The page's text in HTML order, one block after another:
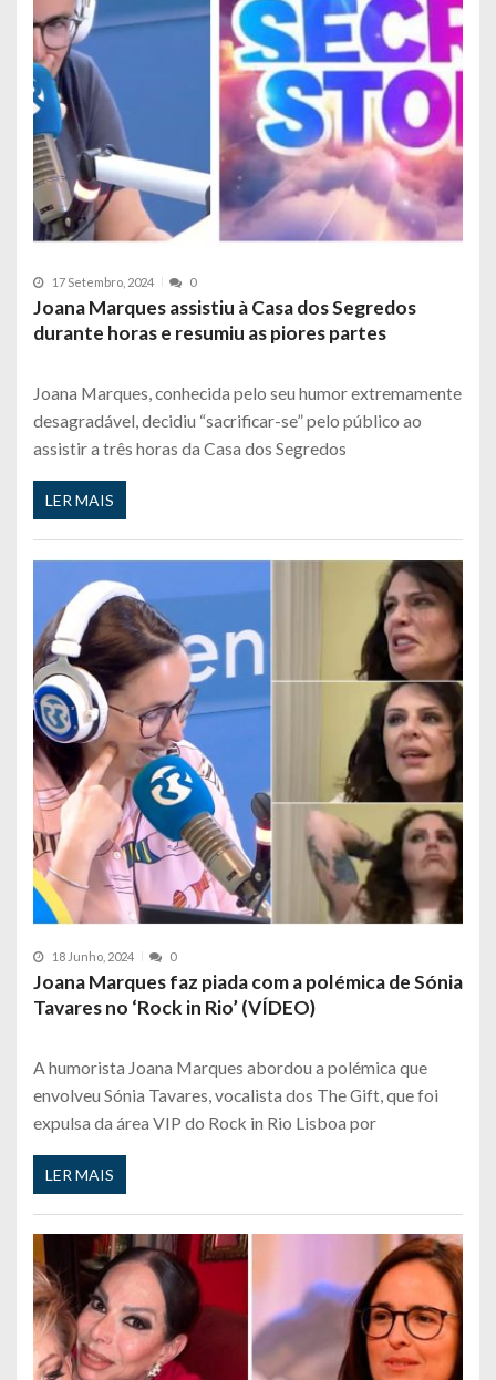
17 Setembro, 2024 0
Joana Marques assistiu à Casa dos Segredos
durante horas e resumiu as piores partes
Joana Marques, conhecida pelo seu humor extremamente
desagradável, decidiu “sacrificar-se” pelo público ao
assistir a três horas da Casa dos Segredos
LER MAIS
18 Junho, 2024 0
Joana Marques faz piada com a polémica de Sónia
Tavares no ‘Rock in Rio’ (VÍDEO)
A humorista Joana Marques abordou a polémica que
envolveu Sónia Tavares, vocalista dos The Gift, que foi
expulsa da área VIP do Rock in Rio Lisboa por
LER MAIS